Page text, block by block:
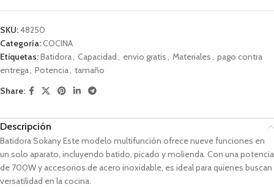
SKU:48250
Categoría:COCINA
Etiquetas:Batidora, Capacidad, envio gratis, Materiales, pago contra
entrega, Potencia, tamaño
Share:
Descripción
Batidora SokanyEste modelo multifunción ofrece nueve funciones en
un solo aparato, incluyendo batido, picado y molienda. Con una potencia
de 700W y accesorios de acero inoxidable, es ideal para quienes buscan
versatilidad en la cocina.